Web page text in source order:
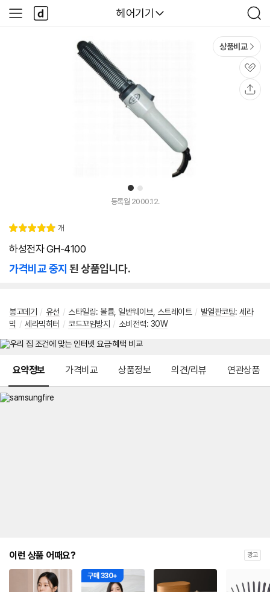
다나와
헤어기기
검
색
사
이
다
나
와
1 2
상품비교
관
심
등록월 2000.12.
별
점
5.
0
리
개
하성전자 GH-4100
가격비교 중지 된 상품입니다.
봉고데기 / 유선 / 스타일링: 볼륨, 일반웨이브, 스트레이트 / 발열판코팅: 세라
믹 / 세라믹히터 / 코드꼬임방지 / 소비전력: 30W
요약정보 가격비교 상품정보 의견/리뷰 연관상품
이런 상품 어때요? 광고
구매 330+